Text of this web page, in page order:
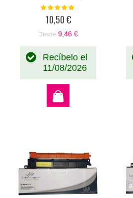
Valoración:
10,50 €
Desde 9,46 €
Recíbelo el
11/08/2026